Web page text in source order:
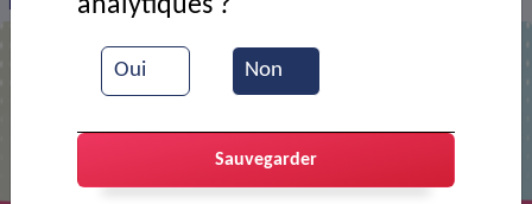
Démonstration de danse de la Mouette
Démonstration de danse de la
Mouette
Oui Non
analytiques ?
Sauvegarder